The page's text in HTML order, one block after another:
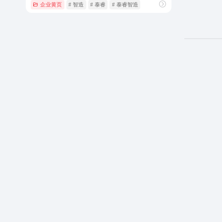
企业黄页 # 智造 # 泰睿 # 泰睿智造